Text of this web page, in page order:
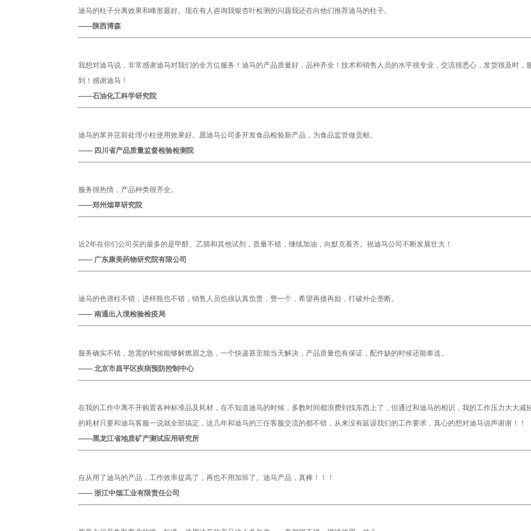
迪马的柱子分离效果和峰形最好。现在有人咨询我银杏叶检测的问题我还在向他们推荐迪马的柱子。
——陕西博森
我想对迪马说，非常感谢迪马对我们的全方位服务！迪马的产品质量好，品种齐全！技术和销售人员的水平很专业，交流很悉心，发货很及时，
到！感谢迪马！
——石油化工科学研究院
迪马的苯并芘前处理小柱使用效果好。愿迪马公司多开发食品检验新产品，为食品监管做贡献。
—— 四川省产品质量监督检验检测院
服务很热情，产品种类很齐全。
——郑州烟草研究院
近2年在你们公司买的最多的是甲醇、乙腈和其他试剂，质量不错，继续加油，向默克看齐。祝迪马公司不断发展壮大！
—— 广东康美药物研究院有限公司
迪马的色谱柱不错，进样瓶也不错，销售人员也很认真负责，赞一个，希望再接再励，打破外企垄断。
—— 南通出入境检验检疫局
服务确实不错，急需的时候能够解燃眉之急，一个快递甚至能当天解决，产品质量也有保证，配件缺的时候还能奉送。
—— 北京市昌平区疾病预防控制中心
在我的工作中离不开购置各种标准品及耗材，在不知道迪马的时候，多数时间都浪费到找东西上了，但通过和迪马的相识，我的工作压力大大减
的耗材只要和迪马客服一说就全部搞定，这几年和迪马的三任客服交流的都不错，从来没有延误我们的工作要求，真心的想对迪马说声谢谢！！
——黑龙江省地质矿产测试应用研究所
自从用了迪马的产品，工作效率提高了，再也不用加班了。迪马产品，真棒！！！
—— 浙江中烟工业有限责任公司